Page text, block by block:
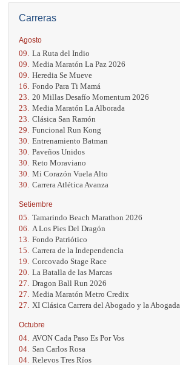
Carreras
Agosto
09. La Ruta del Indio
09. Media Maratón La Paz 2026
09. Heredia Se Mueve
16. Fondo Para Ti Mamá
23. 20 Millas Desafío Momentum 2026
23. Media Maratón La Alborada
23. Clásica San Ramón
29. Funcional Run Kong
30. Entrenamiento Batman
30. Paveños Unidos
30. Reto Moraviano
30. Mi Corazón Vuela Alto
30. Carrera Atlética Avanza
Setiembre
05. Tamarindo Beach Marathon 2026
06.
A Los Pies Del Dragón
13. Fondo Patriótico
15. Carrera de la Independencia
19. Corcovado Stage Race
20. La Batalla de las Marcas
27. Dragon Ball Run 2026
27. Media Maratón Metro Credix
27.
XI Clásica Carrera del Abogado y la Abogada
Octubre
04. AVON Cada Paso Es Por Vos
04. San Carlos Rosa
04. Relevos Tres Ríos